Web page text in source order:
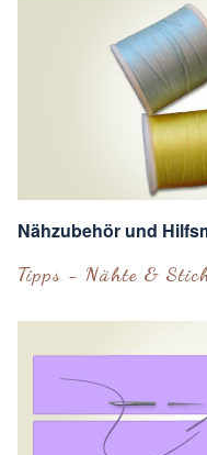
Nähzubehör und
Tipps - Nähte &